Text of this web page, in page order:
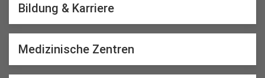
Bildung & Karriere
Medizinische Zentren